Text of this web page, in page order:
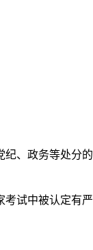
、政务等处分的
试中被认定有